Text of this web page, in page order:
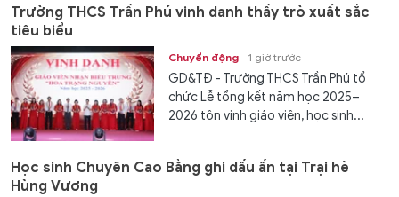
Trường THCS Trần Phú vinh danh thầy trò xuất sắc
tiêu biểu
Chuyển động 1 giờ trước
GD&TĐ - Trường THCS Trần Phú tổ
chức Lễ tổng kết năm học 2025–
2026 tôn vinh giáo viên, học sinh...
Học sinh Chuyên Cao Bằng ghi dấu ấn tại Trại hè
Hùng Vương